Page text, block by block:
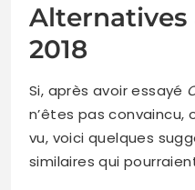
Alternatives
2018
Si, après avoir essayé
n’êtes pas convaincu,
vu, voici quelques
similaires qui